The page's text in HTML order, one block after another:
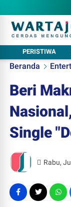
PERISTIWA
Beranda
Beri
Single
Rabu,